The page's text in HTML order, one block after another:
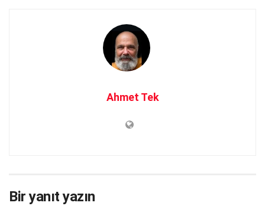
Ahmet Tek
Bir yanıt yazın